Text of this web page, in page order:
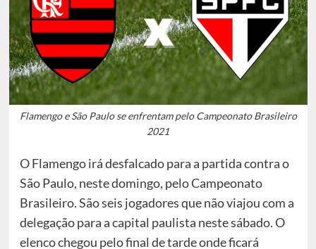
Flamengo e São Paulo se enfrentam pelo Campeonato Brasileiro
2021
O Flamengo irá desfalcado para a partida contra o
São Paulo, neste domingo, pelo Campeonato
Brasileiro. São seis jogadores que não viajou com a
delegação para a capital paulista neste sábado. O
elenco chegou pelo final de tarde onde ficará